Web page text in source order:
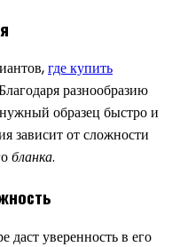
где купить
разнообразию
нужный образец быстро и
зависит от сложности
бланка.
даст уверенность в его